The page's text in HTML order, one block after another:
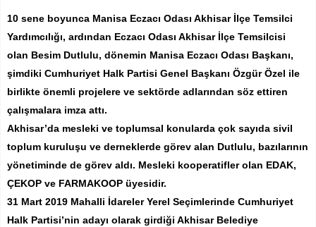
10 sene boyunca Manisa Eczacı Odası Akhisar İlçe Temsilci
Yardımcılığı, ardından Eczacı Odası Akhisar İlçe Temsilcisi
olan Besim Dutlulu, dönemin Manisa Eczacı Odası Başkanı,
şimdiki Cumhuriyet Halk Partisi Genel Başkanı Özgür Özel ile
birlikte önemli projelere ve sektörde adlarından söz ettiren
çalışmalara imza attı.
Akhisar’da mesleki ve toplumsal konularda çok sayıda sivil
toplum kuruluşu ve derneklerde görev alan Dutlulu, bazılarının
yönetiminde de görev aldı. Mesleki kooperatifler olan EDAK,
ÇEKOP ve FARMAKOOP üyesidir.
31 Mart 2019 Mahalli İdareler Yerel Seçimlerinde Cumhuriyet
Halk Partisi’nin adayı olarak girdiği Akhisar Belediye